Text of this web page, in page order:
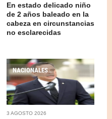
En estado delicado niño
de 2 años baleado en la
cabeza en circunstancias
no esclarecidas
NACIONALES
3 AGOSTO 2026